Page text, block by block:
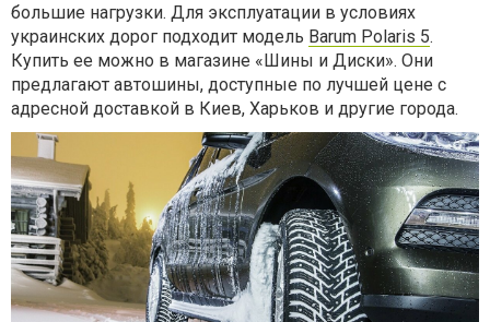
большие нагрузки. Для эксплуатации в условиях
украинских дорог подходит модель Barum Polaris 5.
Купить ее можно в магазине «Шины и Диски». Они
предлагают автошины, доступные по лучшей цене с
адресной доставкой в Киев, Харьков и другие города.